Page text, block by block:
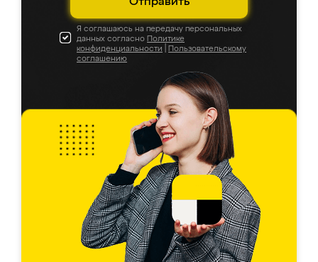
Я соглашаюсь на передачу персональных
данных согласно Политике
конфиденциальности
Пользовательскому
соглашению